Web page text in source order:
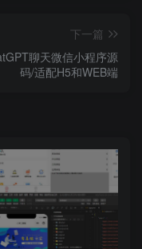
下一篇
聊天微信小程序源
码/适配H5和WEB端